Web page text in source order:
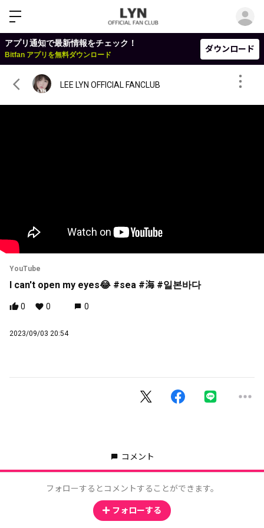
アプリ通知で最新情報をチェック！
Bitfan アプリを無料ダウンロード
ダウンロード
LEE LYN OFFICIAL FANCLUB
YouTube
I can't open my eyes😂 #sea #海 #일본바다
0 0 0
2023/09/03 20:54
コメント
フォローするとコメントすることができます。
フォローする